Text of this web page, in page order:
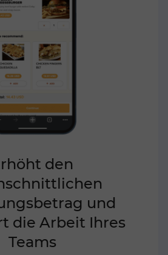
den
und
die Arbeit Ihres
Teams